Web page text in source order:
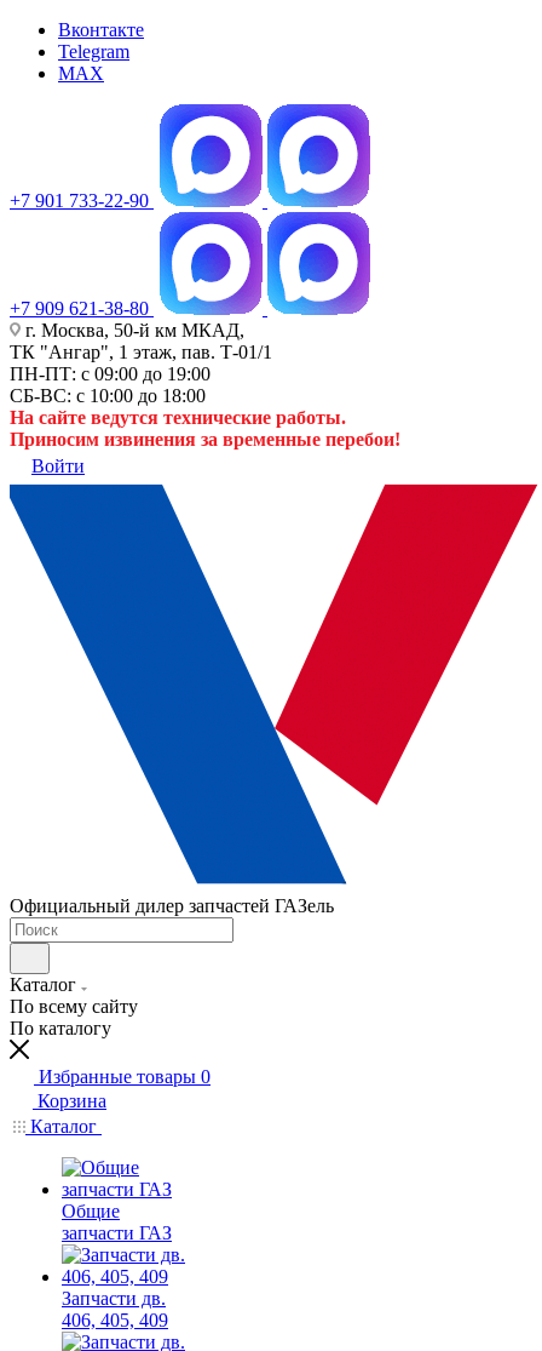
Вконтакте
Telegram
MAX
+7 901 733-22-90
+7 909 621-38-80
г. Москва, 50-й км МКАД,
ТК "Ангар", 1 этаж, пав. Т-01/1
ПН-ПТ: с 09:00 до 19:00
СБ-ВС: с 10:00 до 18:00
На сайте ведутся технические работы.
Приносим извинения за временные перебои!
Войти
Официальный дилер запчастей ГАЗель
Каталог
По всему сайту
По каталогу
Избранные товары 0
Корзина
Каталог
Общие
запчасти ГАЗ
Запчасти дв.
406, 405, 409